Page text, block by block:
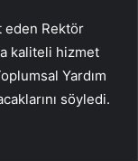
eden Rektör
kaliteli hizmet
Yardım
söyledi.